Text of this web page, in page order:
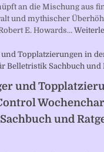
an die Mischung aus
und mythischer
E. Howards…
und
und